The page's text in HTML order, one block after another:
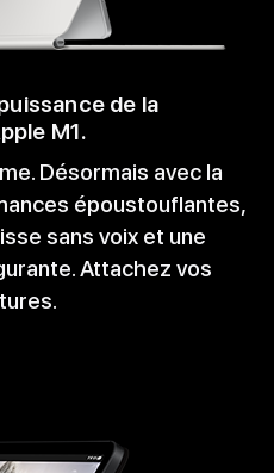
de la
M1.
Désormais avec la
époustouflantes,
sans voix et une
Attachez vos